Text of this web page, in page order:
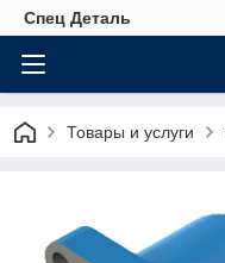
Спец Деталь
Товары и услуги